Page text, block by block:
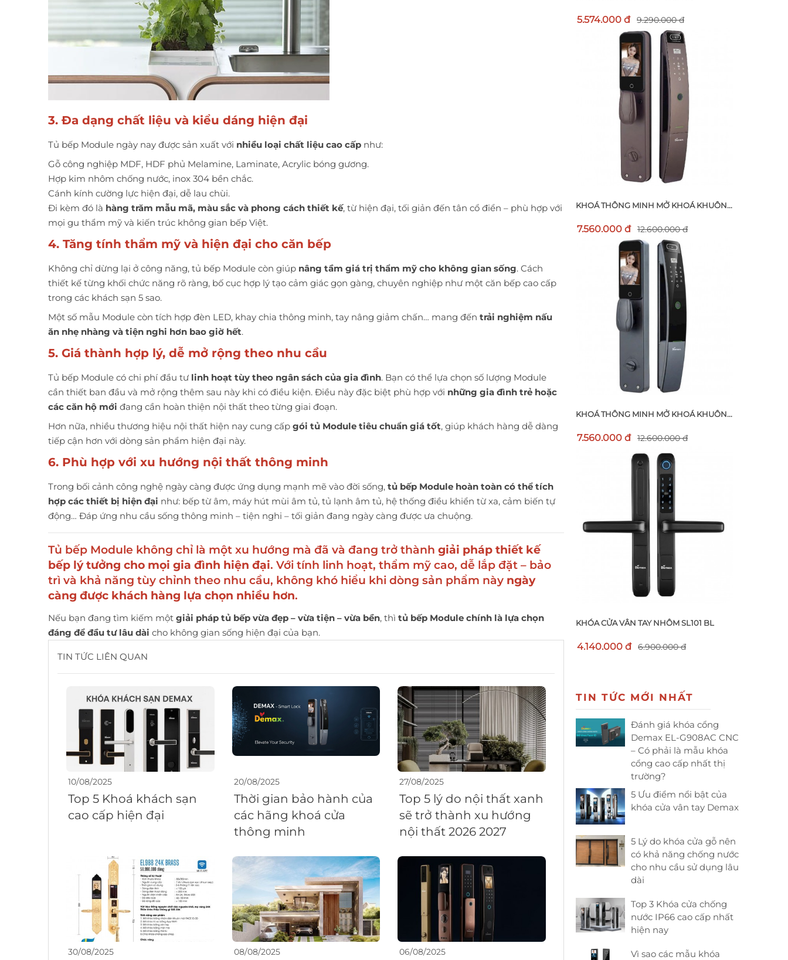
3. Đa dạng chất liệu và kiểu dáng hiện đại
Tủ bếp Module ngày nay được sản xuất với nhiều loại chất liệu cao cấp như:
Gỗ công nghiệp MDF, HDF phủ Melamine, Laminate, Acrylic bóng gương.
Hợp kim nhôm chống nước, inox 304 bền chắc.
Cánh kính cường lực hiện đại, dễ lau chùi.
Đi kèm đó là hàng trăm mẫu mã, màu sắc và phong cách thiết kế, từ hiện đại, tối giản đến tân cổ điển – phù hợp với
mọi gu thẩm mỹ và kiến trúc không gian bếp Việt.
4. Tăng tính thẩm mỹ và hiện đại cho căn bếp
Không chỉ dừng lại ở công năng, tủ bếp Module còn giúp nâng tầm giá trị thẩm mỹ cho không gian sống. Cách
thiết kế từng khối chức năng rõ ràng, bố cục hợp lý tạo cảm giác gọn gàng, chuyên nghiệp như một căn bếp cao cấp
trong các khách sạn 5 sao.
Một số mẫu Module còn tích hợp đèn LED, khay chia thông minh, tay nâng giảm chấn… mang đến trải nghiệm nấu
ăn nhẹ nhàng và tiện nghi hơn bao giờ hết.
5. Giá thành hợp lý, dễ mở rộng theo nhu cầu
Tủ bếp Module có chi phí đầu tư linh hoạt tùy theo ngân sách của gia đình. Bạn có thể lựa chọn số lượng Module
cần thiết ban đầu và mở rộng thêm sau này khi có điều kiện. Điều này đặc biệt phù hợp với những gia đình trẻ hoặc
các căn hộ mới đang cần hoàn thiện nội thất theo từng giai đoạn.
Hơn nữa, nhiều thương hiệu nội thất hiện nay cung cấp gói tủ Module tiêu chuẩn giá tốt, giúp khách hàng dễ dàng
tiếp cận hơn với dòng sản phẩm hiện đại này.
6. Phù hợp với xu hướng nội thất thông minh
Trong bối cảnh công nghệ ngày càng được ứng dụng mạnh mẽ vào đời sống, tủ bếp Module hoàn toàn có thể tích
hợp các thiết bị hiện đại như: bếp từ âm, máy hút mùi âm tủ, tủ lạnh âm tủ, hệ thống điều khiển từ xa, cảm biến tự
động… Đáp ứng nhu cầu sống thông minh – tiện nghi – tối giản đang ngày càng được ưa chuộng.
Tủ bếp Module không chỉ là một xu hướng mà đã và đang trở thành giải pháp thiết kế
bếp lý tưởng cho mọi gia đình hiện đại. Với tính linh hoạt, thẩm mỹ cao, dễ lắp đặt – bảo
trì và khả năng tùy chỉnh theo nhu cầu, không khó hiểu khi dòng sản phẩm này ngày
càng được khách hàng lựa chọn nhiều hơn.
Nếu bạn đang tìm kiếm một giải pháp tủ bếp vừa đẹp – vừa tiện – vừa bền, thì tủ bếp Module chính là lựa chọn
đáng để đầu tư lâu dài cho không gian sống hiện đại của bạn.
TIN TỨC LIÊN QUAN
10/08/2025
Top 5 Khoá khách sạn
cao cấp hiện đại
20/08/2025
Thời gian bảo hành của
các hãng khoá cửa
thông minh
27/08/2025
Top 5 lý do nội thất xanh
sẽ trở thành xu hướng
nội thất 2026 2027
30/08/2025 08/08/2025 06/08/2025
5.574.000 đ 9.290.000 đ
KHOÁ THÔNG MINH MỞ KHOÁ KHUÔN...
7.560.000 đ 12.600.000 đ
KHOÁ THÔNG MINH MỞ KHOÁ KHUÔN...
7.560.000 đ 12.600.000 đ
KHÓA CỬA VÂN TAY NHÔM SL101 BL
4.140.000 đ 6.900.000 đ
TIN TỨC MỚI NHẤT
Đánh giá khóa cổng
Demax EL-G908AC CNC
– Có phải là mẫu khóa
cổng cao cấp nhất thị
trường?
5 Ưu điểm nổi bật của
khóa cửa vân tay Demax
5 Lý do khóa cửa gỗ nên
có khả năng chống nước
cho nhu cầu sử dụng lâu
dài
Top 3 Khóa cửa chống
nước IP66 cao cấp nhất
hiện nay
Vì sao các mẫu khóa